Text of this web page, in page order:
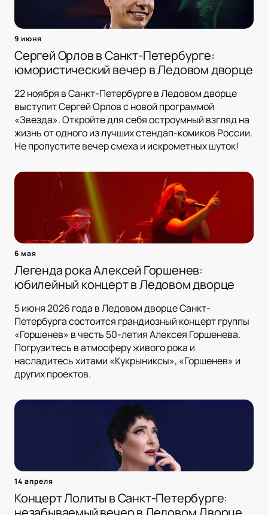
9 июня
Сергей Орлов в Санкт-Петербурге:
юмористический вечер в Ледовом дворце
22 ноября в Санкт-Петербурге в Ледовом дворце
выступит Сергей Орлов с новой программой
«Звезда». Откройте для себя остроумный взгляд на
жизнь от одного из лучших стендап-комиков России.
Не пропустите вечер смеха и искрометных шуток!
6 мая
Легенда рока Алексей Горшенев:
юбилейный концерт в Ледовом дворце
5 июня 2026 года в Ледовом дворце Санкт-
Петербурга состоится грандиозный концерт группы
«Горшенев» в честь 50-летия Алексея Горшенева.
Погрузитесь в атмосферу живого рока и
насладитесь хитами «Кукрыниксы», «Горшенев» и
других проектов.
14 апреля
Концерт Лолиты в Санкт-Петербурге: